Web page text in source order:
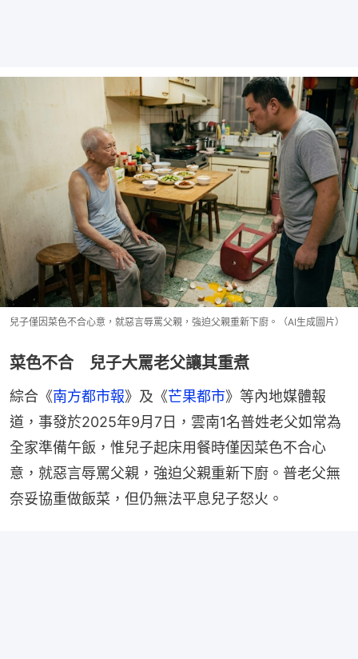
兒子僅因菜色不合心意，就惡言辱罵父親，強迫父親重新下廚。（AI生成圖片）
菜色不合 兒子大罵老父讓其重煮
綜合《南方都市報》及《芒果都市》等內地媒體報
道，事發於2025年9月7日，雲南1名普姓老父如常為
全家準備午飯，惟兒子起床用餐時僅因菜色不合心
意，就惡言辱罵父親，強迫父親重新下廚。普老父無
奈妥協重做飯菜，但仍無法平息兒子怒火。